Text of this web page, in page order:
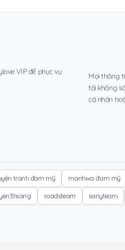
VIP để phục vụ
Mọi thông
tôi không
cá nhân
tranh đam mỹ manhwa đam mỹ
roadsteam sanyteam